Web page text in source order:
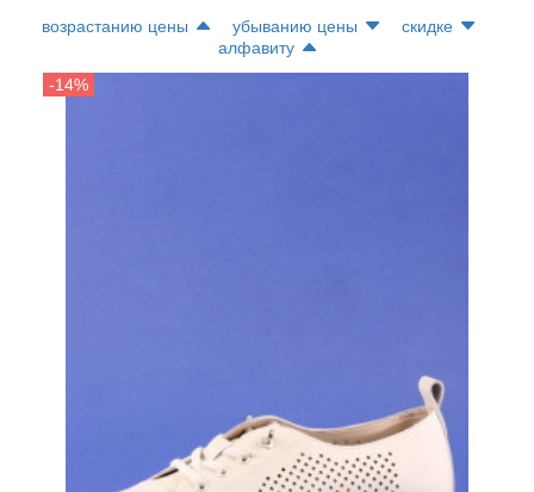
возрастанию цены убыванию цены
скидке
алфавиту